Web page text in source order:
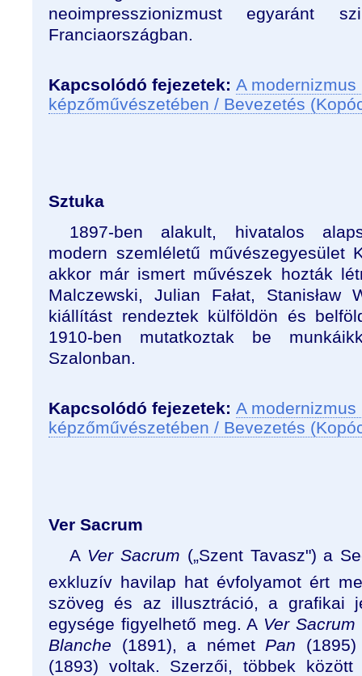
neoimpresszionizmust egyaránt
Franciaországban.
Kapcsolódó fejezetek: A
képzőművészetében / Bevezetés
Sztuka
1897-ben alakult, hivatalos
modern szemléletű művészegyesület
akkor már ismert művészek hozták
Malczewski, Julian Fałat, Stanisław
kiállítást rendeztek külföldön és
1910-ben mutatkoztak be
Szalonban.
Kapcsolódó fejezetek: A
képzőművészetében / Bevezetés
Ver Sacrum
A Ver Sacrum („Szent Tavasz") a
exkluzív havilap hat évfolyamot ért
szöveg és az illusztráció, a grafikai
egysége figyelhető meg. A Ver Sacrum
Blanche
(1891), a német Pan
(1893) voltak. Szerzői, többek között